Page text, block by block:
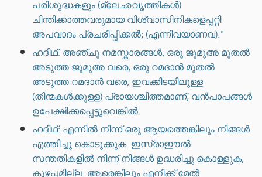
പരിശുദ്ധകളും (മ്ലേഛവൃത്തികൾ)
ചിന്തിക്കാത്തവരുമായ വിശ്വാസിനികളെപ്പറ്റി
അപവാദം പ്രചരിപ്പിക്കൽ; (എന്നിവയാണവ)."
ഹദീഥ്: അഞ്ചു നമസ്കാരങ്ങൾ, ഒരു ജുമുഅ മുതൽ
അടുത്ത ജുമുഅ വരെ, ഒരു റമദാൻ മുതൽ
അടുത്ത റമദാൻ വരെ; ഇവക്കിടയിലുള്ള
(തിന്മകൾക്കുള്ള) പ്രായശ്ചിത്തമാണ്; വൻപാപങ്ങൾ
ഉപേക്ഷിക്കപ്പെട്ടുവെങ്കിൽ.
ഹദീഥ്: എന്നിൽ നിന്ന് ഒരു ആയത്തെങ്കിലും നിങ്ങൾ
എത്തിച്ചു കൊടുക്കുക. ഇസ്രാഈൽ
സന്തതികളിൽ നിന്ന് നിങ്ങൾ ഉദ്ധരിച്ചു കൊള്ളുക;
കുഴപ്പമില്ല. ആരെങ്കിലും എനിക്ക് മേൽ